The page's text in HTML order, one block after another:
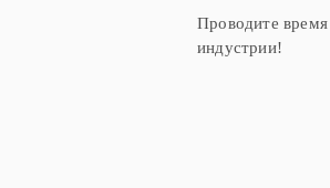
Проводите
индустрии!